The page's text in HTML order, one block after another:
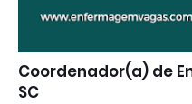
Coordenador(a) de
SC